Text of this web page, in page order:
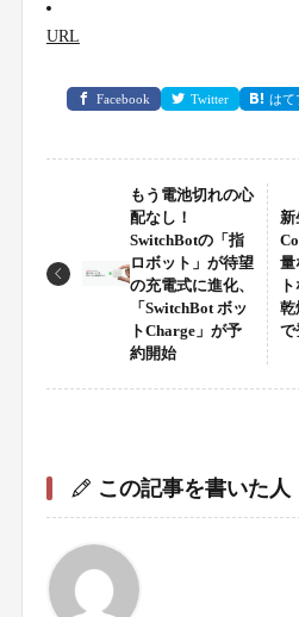
URL
Facebook Twitter はて
もう電池切れの心
配なし！
SwitchBotの「指
ロボット」が待望
の充電式に進化、
「SwitchBot ボッ
トCharge」が予
約開始
新
量
乾
で
この記事を書いた人